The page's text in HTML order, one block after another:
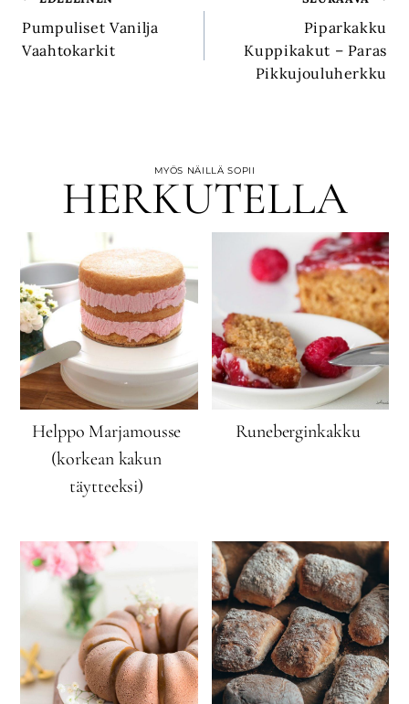
selaus
Pumpuliset Vanilja
Vaahtokarkit
Piparkakku
Kuppikakut – Paras
Pikkujouluherkku
MYÖS NÄILLÄ SOPII
HERKUTELLA
Helppo Marjamousse
(korkean kakun
täytteeksi)
Runeberginkakku